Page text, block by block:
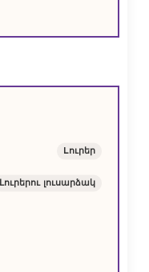
Lուրեր
Լուրերու լուսարձակ